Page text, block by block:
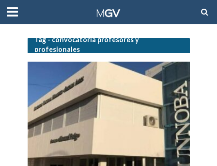
Tag - convocatoria profesores y
profesionales